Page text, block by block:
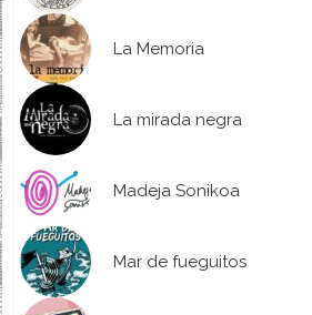
La Memoria
La mirada negra
Madeja Sonikoa
Mar de fueguitos